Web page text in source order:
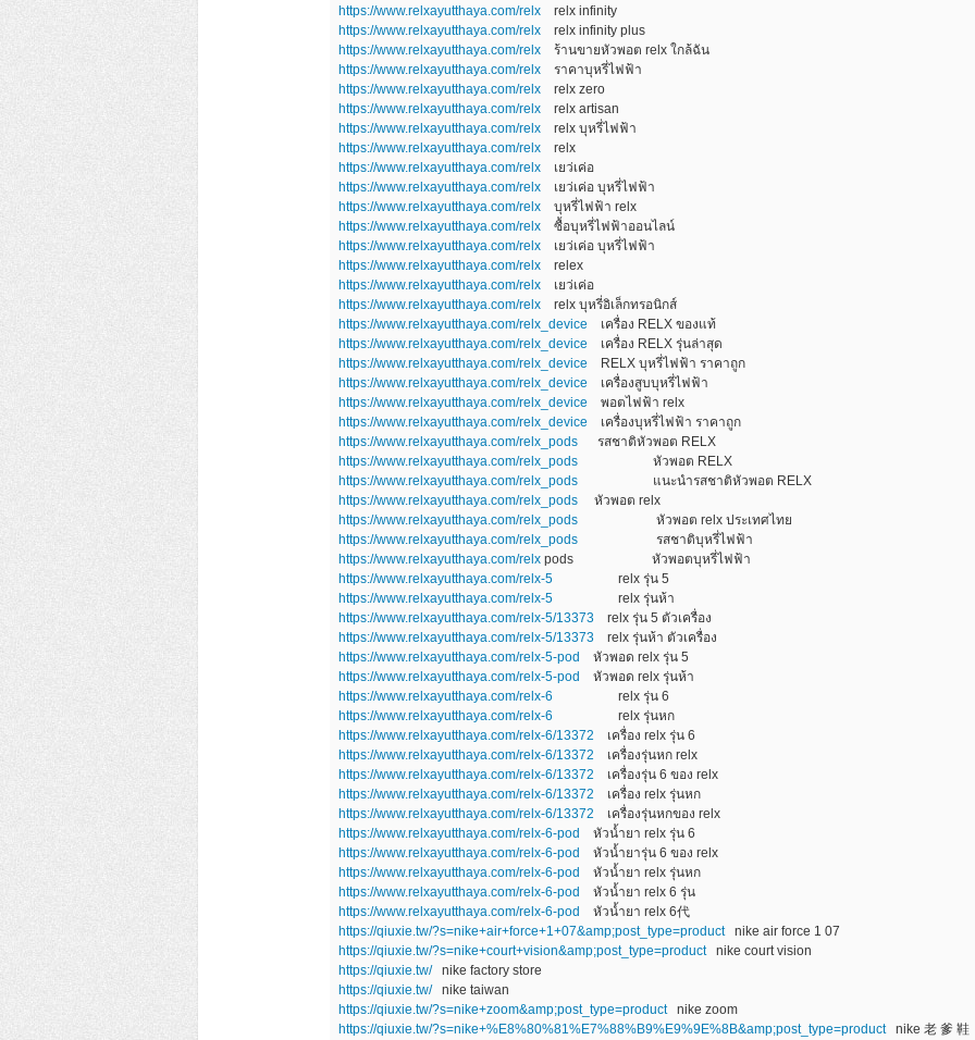
https://www.relxayutthaya.com/relx
relx infinity
https://www.relxayutthaya.com/relx
relx infinity plus
https://www.relxayutthaya.com/relx
ร้านขายหัวพอต relx ใกล้ฉัน
https://www.relxayutthaya.com/relx
ราคาบุหรี่ไฟฟ้า
https://www.relxayutthaya.com/relx
relx zero
https://www.relxayutthaya.com/relx
relx artisan
https://www.relxayutthaya.com/relx
relx บุหรี่ไฟฟ้า
https://www.relxayutthaya.com/relx
relx
https://www.relxayutthaya.com/relx
เยว่เค่อ
https://www.relxayutthaya.com/relx
เยว่เค่อ บุหรี่ไฟฟ้า
https://www.relxayutthaya.com/relx
บุหรี่ไฟฟ้า relx
https://www.relxayutthaya.com/relx
ซื้อบุหรี่ไฟฟ้าออนไลน์
https://www.relxayutthaya.com/relx
เยว่เค่อ บุหรี่ไฟฟ้า
https://www.relxayutthaya.com/relx
relex
https://www.relxayutthaya.com/relx
เยว่เค่อ
https://www.relxayutthaya.com/relx
relx บุหรี่อิเล็กทรอนิกส์
https://www.relxayutthaya.com/relx_device
เครื่อง RELX ของแท้
https://www.relxayutthaya.com/relx_device
เครื่อง RELX รุ่นล่าสุด
https://www.relxayutthaya.com/relx_device
RELX บุหรี่ไฟฟ้า ราคาถูก
https://www.relxayutthaya.com/relx_device
เครื่องสูบบุหรี่ไฟฟ้า
https://www.relxayutthaya.com/relx_device
พอตไฟฟ้า relx
https://www.relxayutthaya.com/relx_device
เครื่องบุหรี่ไฟฟ้า ราคาถูก
https://www.relxayutthaya.com/relx_pods รสชาติหัวพอต RELX
https://www.relxayutthaya.com/relx_pods
หัวพอต RELX
https://www.relxayutthaya.com/relx_pods
แนะนำรสชาติหัวพอต RELX
https://www.relxayutthaya.com/relx_pods หัวพอต relx
https://www.relxayutthaya.com/relx_pods
หัวพอต relx ประเทศไทย
https://www.relxayutthaya.com/relx_pods
รสชาติบุหรี่ไฟฟ้า
https://www.relxayutthaya.com/relx pods หัวพอตบุหรี่ไฟฟ้า
https://www.relxayutthaya.com/relx-5
relx รุ่น 5
https://www.relxayutthaya.com/relx-5
relx รุ่นห้า
https://www.relxayutthaya.com/relx-5/13373
relx รุ่น 5 ตัวเครื่อง
https://www.relxayutthaya.com/relx-5/13373
relx รุ่นห้า ตัวเครื่อง
https://www.relxayutthaya.com/relx-5-pod
หัวพอด relx รุ่น 5
https://www.relxayutthaya.com/relx-5-pod
หัวพอด relx รุ่นห้า
https://www.relxayutthaya.com/relx-6
relx รุ่น 6
https://www.relxayutthaya.com/relx-6
relx รุ่นหก
https://www.relxayutthaya.com/relx-6/13372
เครื่อง relx รุ่น 6
https://www.relxayutthaya.com/relx-6/13372
เครื่องรุ่นหก relx
https://www.relxayutthaya.com/relx-6/13372
เครื่องรุ่น 6 ของ relx
https://www.relxayutthaya.com/relx-6/13372
เครื่อง relx รุ่นหก
https://www.relxayutthaya.com/relx-6/13372
เครื่องรุ่นหกของ relx
https://www.relxayutthaya.com/relx-6-pod
หัวน้ำยา relx รุ่น 6
https://www.relxayutthaya.com/relx-6-pod
หัวน้ำยารุ่น 6 ของ relx
https://www.relxayutthaya.com/relx-6-pod
หัวน้ำยา relx รุ่นหก
https://www.relxayutthaya.com/relx-6-pod
หัวน้ำยา relx 6 รุ่น
https://www.relxayutthaya.com/relx-6-pod
หัวน้ำยา relx 6代
https://qiuxie.tw/?s=nike+air+force+1+07&amp;post_type=productnike air force 1 07
https://qiuxie.tw/?s=nike+court+vision&amp;post_type=productnike court vision
https://qiuxie.tw/nike factory store
https://qiuxie.tw/nike taiwan
https://qiuxie.tw/?s=nike+zoom&amp;post_type=productnike zoom
https://qiuxie.tw/?s=nike+%E8%80%81%E7%88%B9%E9%9E%8B&amp;post_type=productnike 老 爹 鞋